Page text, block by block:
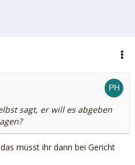
sagt, er will es abgeben
müsst ihr dann bei Gericht